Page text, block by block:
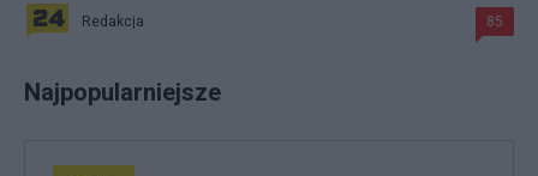
Redakcja 85
Najpopularniejsze